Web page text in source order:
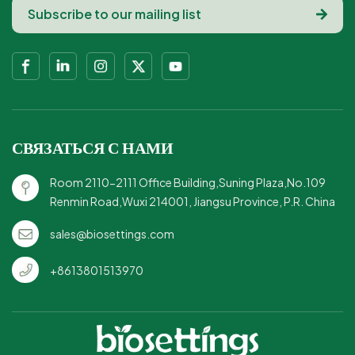
дизайн: стильный и
функциональный для
сервировки.Прочный и
компостируемый:
экологически чистый.
безопасность и
удобной и
сознательных
потребителей и
мероприятий, вечеринок
СВЯЗАТЬСЯ С НАМИ
Room 2110-2111 Office Building,Suning Plaza,No.109
Renmin Road,Wuxi 214001, Jiangsu Province, P.R. China
sales@biosettings.com
+8613801513970